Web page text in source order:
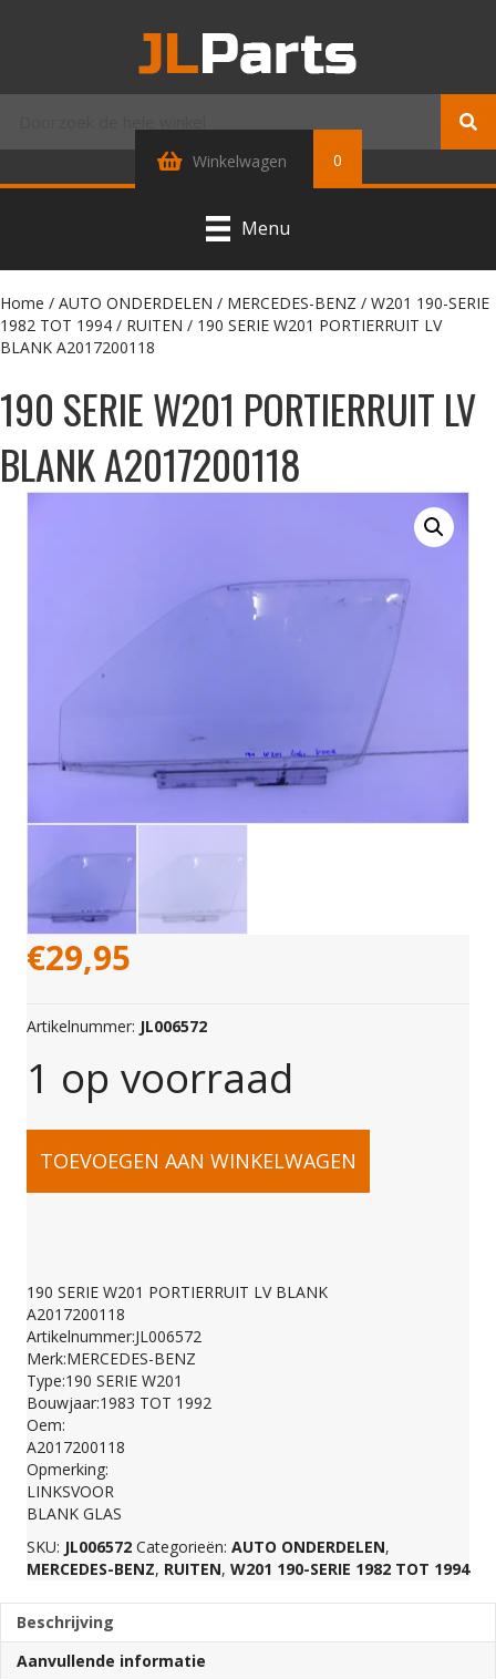
Winkelwagen 0
Menu
Home / AUTO ONDERDELEN / MERCEDES-BENZ / W201 190-SERIE
1982 TOT 1994 / RUITEN / 190 SERIE W201 PORTIERRUIT LV
BLANK A2017200118
190 SERIE W201 PORTIERRUIT LV
BLANK A2017200118
€29,95
Artikelnummer: JL006572
1 op voorraad
190
W201
PORTIERRUIT
LV
BLANK
A2017200118
aantal
TOEVOEGEN AAN WINKELWAGEN
190 SERIE W201 PORTIERRUIT LV BLANK
A2017200118
Artikelnummer:JL006572
Merk:MERCEDES-BENZ
Type:190 SERIE W201
Bouwjaar:1983 TOT 1992
Oem:
A2017200118
Opmerking:
LINKSVOOR
BLANK GLAS
SKU: JL006572 Categorieën: AUTO ONDERDELEN,
MERCEDES-BENZ, RUITEN, W201 190-SERIE 1982 TOT 1994
Beschrijving
Aanvullende informatie